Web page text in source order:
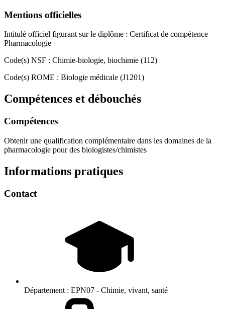
Mentions officielles
Intitulé officiel figurant sur le diplôme : Certificat de compétence
Pharmacologie
Code(s) NSF : Chimie-biologie, biochimie (112)
Code(s) ROME : Biologie médicale (J1201)
Compétences et débouchés
Compétences
Obtenir une qualification complémentaire dans les domaines de la
pharmacologie pour des biologistes/chimistes
Informations pratiques
Contact
Département : EPN07 - Chimie, vivant, santé